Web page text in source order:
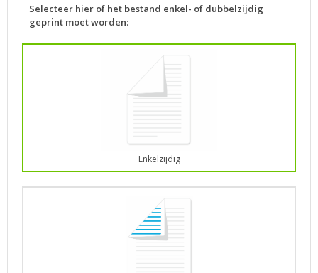
Selecteer hier of het bestand enkel- of dubbelzijdig
geprint moet worden:
Enkelzijdig